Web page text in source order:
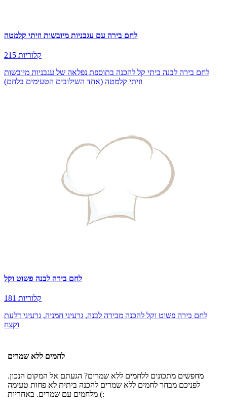
לחם בירה עם עגבניות מיובשות וזיתי קלמטה
215 קלוריות
לחם בירה לבנה ביתי קל להכנה בתוספת נפלאה של עגבניות מיובשות
וזיתי קלמטה (אחד השילובים הטעימים בלחם)
לחם בירה לבנה פשוט וקל
181 קלוריות
לחם בירה פשוט וקל להכנה מבירה לבנה, גרעיני חמניה, גרעיני דלעת
וקצח
לחמים ללא שמרים
מחפשים מתכונים ללחמים ללא שמרים? הגעתם אל המקום הנכון.
לפניכם מבחר לחמים ללא שמרים להכנה ביתית לא פחות טעימה
מלחמים עם שמרים. באחריות (: